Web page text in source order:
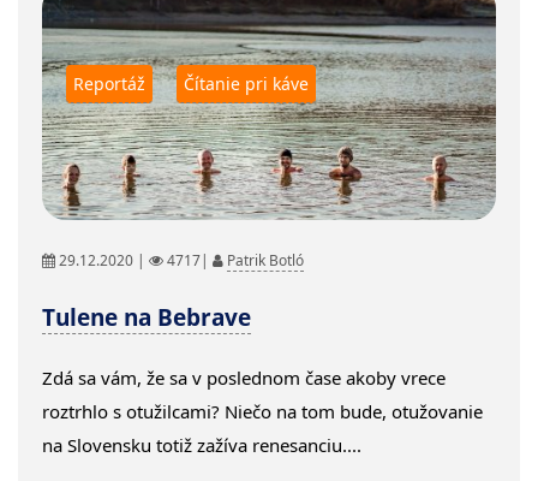
Reportáž Čítanie pri káve
29.12.2020 | 4717| Patrik Botló
Tulene na Bebrave
Zdá sa vám, že sa v poslednom čase akoby vrece
roztrhlo s otužilcami? Niečo na tom bude, otužovanie
na Slovensku totiž zažíva renesanciu....